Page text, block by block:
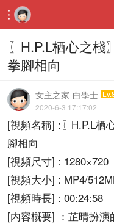

〖H.P.L栖心之
拳腳相向
女主之家-白學士
2020-6-3 17:17:02
[視頻名稱] :〖H.P.L栖
腳相向
[視頻尺寸] : 1280×720
[視頻大小] : MP4/
[視頻時長] : 00:24:58
[内容概要] ：芷晴扮